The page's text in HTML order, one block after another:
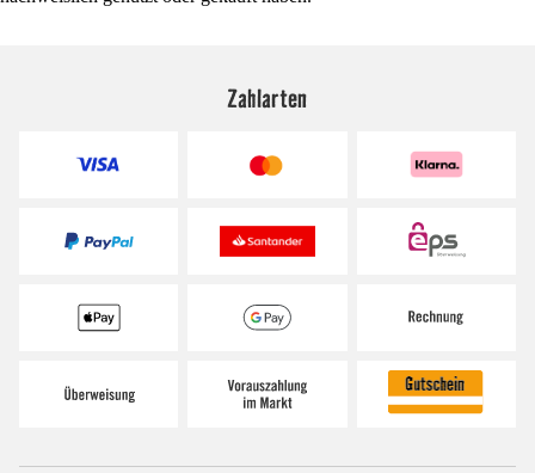
Zahlarten